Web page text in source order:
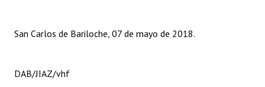
San Carlos de Bariloche, 07 de mayo de 2018.
DAB/JIAZ/vhf